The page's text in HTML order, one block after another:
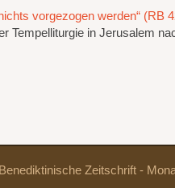
vorgezogen werden“ (RB
Tempelliturgie in Jerusalem
Benediktinische Zeitschrift -